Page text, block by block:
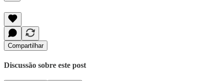
Compartilhar
Discussão sobre este post